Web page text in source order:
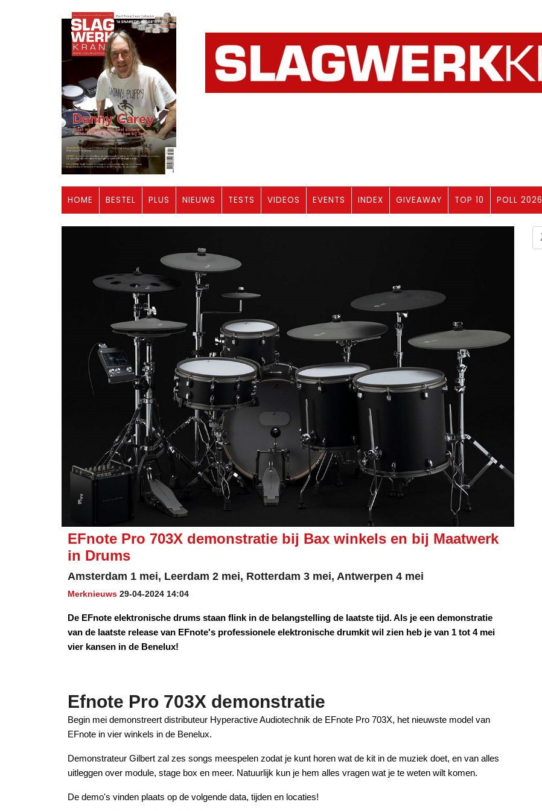
HOME BESTEL PLUS NIEUWS TESTS VIDEOS EVENTS INDEX GIVEAWAY TOP 10 POLL 2026
EFnote Pro 703X demonstratie bij Bax winkels en bij Maatwerk
in Drums
Amsterdam 1 mei, Leerdam 2 mei, Rotterdam 3 mei, Antwerpen 4 mei
Merknieuws 29-04-2024 14:04
De EFnote elektronische drums staan flink in de belangstelling de laatste tijd. Als je een demonstratie
van de laatste release van EFnote's professionele elektronische drumkit wil zien heb je van 1 tot 4 mei
vier kansen in de Benelux!
Efnote Pro 703X demonstratie
Begin mei demonstreert distributeur Hyperactive Audiotechnik de EFnote Pro 703X, het nieuwste model van
EFnote in vier winkels in de Benelux.
Demonstrateur Gilbert zal zes songs meespelen zodat je kunt horen wat de kit in de muziek doet, en van alles
uitleggen over module, stage box en meer. Natuurlijk kun je hem alles vragen wat je te weten wilt komen.
De demo's vinden plaats op de volgende data, tijden en locaties!